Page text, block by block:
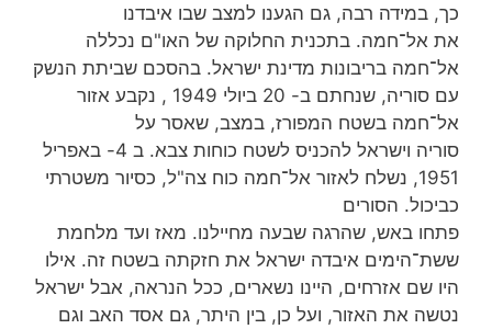
כך, במידה רבה, גם הגענו למצב שבו איבדנו
את אל־חמה. בתכנית החלוקה של האו"ם נכללה
אל־חמה בריבונות מדינת ישראל. בהסכם שביתת הנשק
עם סוריה, שנחתם ב- 20 ביולי 1949 , נקבע אזור
אל־חמה בשטח המפורז, במצב, שאסר על
סוריה וישראל להכניס לשטח כוחות צבא. ב 4- באפריל
1951, נשלח לאזור אל־חמה כוח צה"ל, כסיור משטרתי
כביכול. הסורים
פתחו באש, שהרגה שבעה מחיילנו. מאז ועד מלחמת
ששת־הימים איבדה ישראל את חזקתה בשטח זה. אילו
היו שם אזרחים, היינו נשארים, ככל הנראה, אבל ישראל
נטשה את האזור, ועל כן, בין היתר, גם אסד האב וגם